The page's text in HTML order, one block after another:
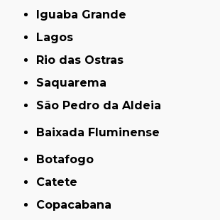
Iguaba Grande
Lagos
Rio das Ostras
Saquarema
São Pedro da Aldeia
Baixada Fluminense
Botafogo
Catete
Copacabana